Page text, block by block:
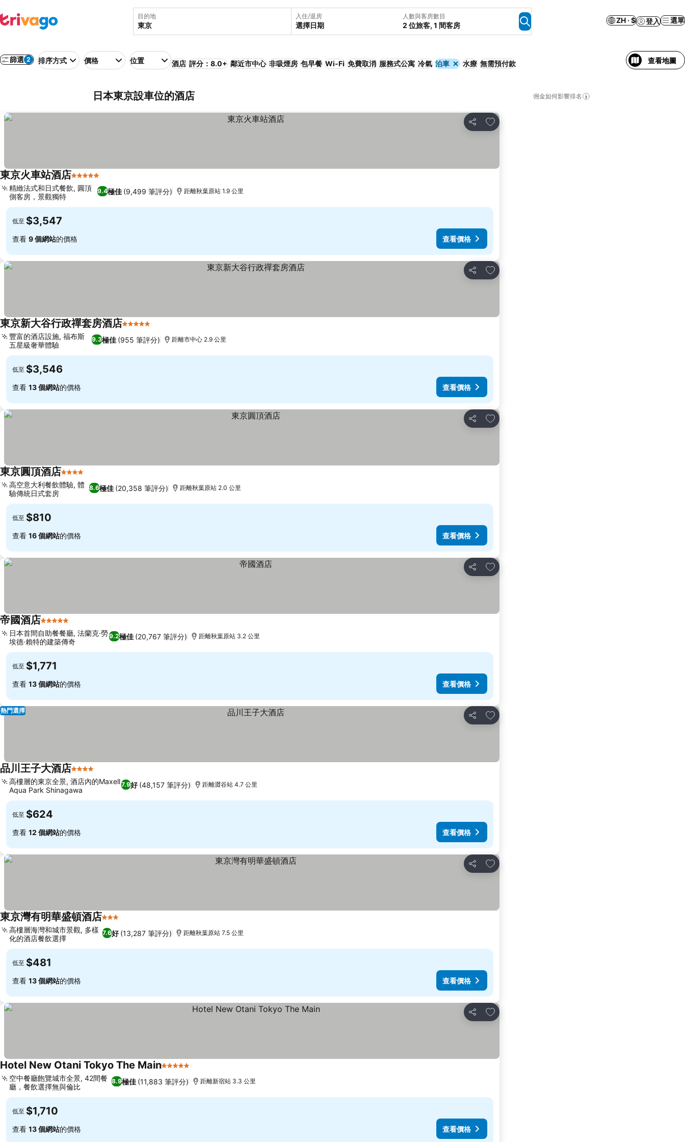
目的地 入住/退房
選擇日期
人數與客房數目
2 位旅客, 1 間客房
ZH · $ 登入 選單
篩選 2 排序方式 價格 位置 酒店 評分：8.0+ 鄰近市中心 非吸煙房 包早餐 Wi-Fi 免費取消 服務式公寓 冷氣 泊車 水療 無需預付款 查看地圖
日本東京設車位的酒店 佣金如何影響排名
分享
放到收藏夾
東京火車站酒店5 星級
9.4極佳 (9,499 筆評分)
精緻法式和日式餐飲, 圓頂
側客房，景觀獨特
距離秋葉原站 1.9 公里
低至 $3,547
查看 9 個網站的價格 查看價格
分享
放到收藏夾
東京新大谷行政禪套房酒店5 星級
9.3極佳 (955 筆評分)
豐富的酒店設施, 福布斯
五星級奢華體驗
距離市中心 2.9 公里
低至 $3,546
查看 13 個網站的價格 查看價格
分享
放到收藏夾
東京圓頂酒店4 星級
8.6極佳 (20,358 筆評分)
高空意大利餐飲體驗, 體
驗傳統日式套房
距離秋葉原站 2.0 公里
低至 $810
查看 16 個網站的價格 查看價格
分享
放到收藏夾
帝國酒店5 星級
9.2極佳 (20,767 筆評分)
日本首間自助餐餐廳, 法蘭克·勞
埃德·賴特的建築傳奇
距離秋葉原站 3.2 公里
低至 $1,771
查看 13 個網站的價格 查看價格
分享
放到收藏夾
熱門選擇
品川王子大酒店4 星級
7.9好 (48,157 筆評分)
高樓層的東京全景, 酒店內的Maxell
Aqua Park Shinagawa
距離澀谷站 4.7 公里
低至 $624
查看 12 個網站的價格 查看價格
分享
放到收藏夾
東京灣有明華盛頓酒店3 星級
7.6好 (13,287 筆評分)
高樓層海灣和城市景觀, 多樣
化的酒店餐飲選擇
距離秋葉原站 7.5 公里
低至 $481
查看 13 個網站的價格 查看價格
分享
放到收藏夾
Hotel New Otani Tokyo The Main5 星級
8.9極佳 (11,883 筆評分)
空中餐廳飽覽城市全景, 42間餐
廳，餐飲選擇無與倫比
距離新宿站 3.3 公里
低至 $1,710
查看 13 個網站的價格 查看價格